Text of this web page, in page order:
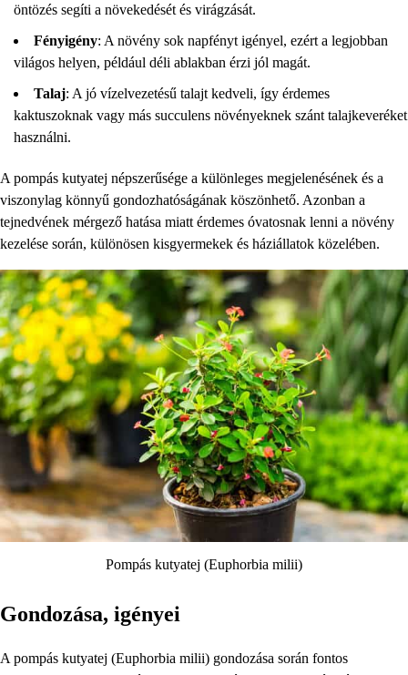
öntözés segíti a növekedését és virágzását.
Fényigény: A növény sok napfényt igényel, ezért a legjobban
világos helyen, például déli ablakban érzi jól magát.
Talaj: A jó vízelvezetésű talajt kedveli, így érdemes
kaktuszoknak vagy más succulens növényeknek szánt talajkeveréket
használni.
A pompás kutyatej népszerűsége a különleges megjelenésének és a
viszonylag könnyű gondozhatóságának köszönhető. Azonban a
tejnedvének mérgező hatása miatt érdemes óvatosnak lenni a növény
kezelése során, különösen kisgyermekek és háziállatok közelében.
Pompás kutyatej (Euphorbia milii)
Gondozása, igényei
A pompás kutyatej (Euphorbia milii) gondozása során fontos